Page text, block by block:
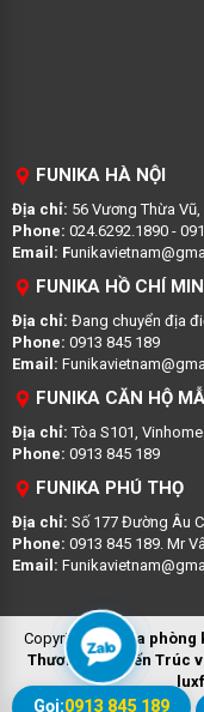
FUNIKA HÀ NỘI
Địa chỉ: 56 Vương Thừa Vũ,
Phone: 024.6292.1890 -
Email: F
FUNIKA HỒ CHÍ
Địa chỉ: Đang chuyển địa
Phone: 0913 845 189
Email:
FUNIKA CĂN HỘ
Địa chỉ:Tòa S101,
Phone: 0913 845 189
FUNIKA PHÚ THỌ
Địa chỉ: Số 177 Đường Âu
Phone: 0913 845 189. Mr
Email:
Copyright © Sofa phòng
Thương Mại Kiến Trúc
Zalo
Gọi:0913 845 189